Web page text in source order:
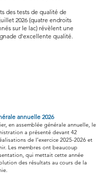
des tests de qualité de
2026 (quatre endroits
sur le lac) révèlent une
d'excellente qualité.
annuelle 2026
en assemblée générale annuelle, le
a présenté devant 42
de l’exercice 2025-2026 et
Les membres ont beaucoup
qui mettait cette année
des résultats au cours de la